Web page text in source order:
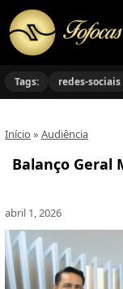
Tags: redes-sociais
Início » Audiência
Balanço Geral
abril 1, 2026